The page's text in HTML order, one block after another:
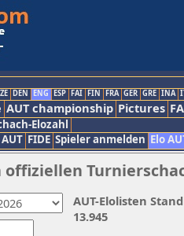
DEN ENG ESP FAI FIN FRA GER GRE INA
AUT championship Pictures
Elozahl
FIDE Spieler anmelden Elo
AUT-Elolisten
13.945